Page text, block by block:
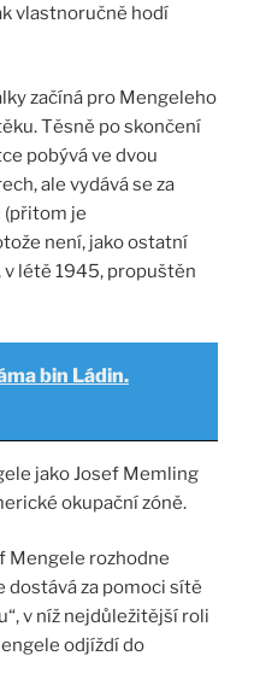
vlastnoručně hodí
začíná pro Mengeleho
Těsně po skončení
pobývá ve dvou
ale vydává se za
(přitom je
není, jako ostatní
v létě 1945, propuštěn
bin Ládin.
jako Josef Memling
okupační zóně.
Mengele rozhodne
dostává za pomoci sítě
v níž nejdůležitější roli
odjíždí do